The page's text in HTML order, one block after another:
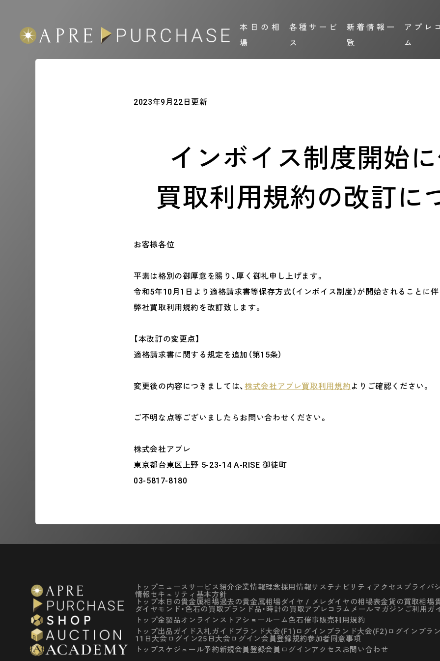
本日の相
場
各種サービ
ス
新着情報一
覧
アプレ
ム
2023年9月22日更新
インボイス制度開始
買取利用規約の改訂に
お客様各位
平素は格別の御厚意を賜り、厚く御礼申し上げます。
令和5年10月1日より適格請求書等保存方式（インボイス制度）が開始されることに伴
弊社買取利用規約を改訂致します。
【本改訂の変更点】
適格請求書に関する規定を追加（第15条）
変更後の内容につきましては、 株式会社アプレ買取利用規約よりご確認ください。
ご不明な点等ございましたらお問い合わせください。
株式会社アプレ
東京都台東区上野 5-23-14 A-RISE 御徒町
03-5817-8180
トップニュース サービス紹介企業情報理念採用情報サステナビリティ アクセス プライバ
情報セキュリティ基本方針
トップ本日の貴金属相場過去の貴金属相場ダイヤ / メレダイヤの相場表金貨の買取相場
ダイヤモンド・色石の買取ブランド品・時計の買取アプレコラム メールマガジン ご利用ガ
トップ金製品オンラインストアショールーム色石催事販売利用規約
トップ出品ガイド入札ガイド ブランド大会(F1)ログイン ブランド大会(F2)ログイン ブラ
11日大会ログイン25日大会ログイン会員登録規約参加者同意事項
トップスケジュール予約新規会員登録会員ログイン アクセス お問い合わせ